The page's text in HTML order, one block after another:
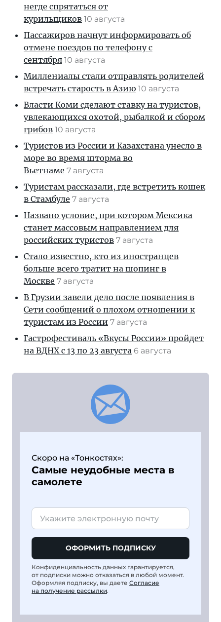
негде спрятаться от
курильщиков 10 августа
Пассажиров начнут информировать об
отмене поездов по телефону с
сентября 10 августа
Миллениалы стали отправлять родителей
встречать старость в Азию 10 августа
Власти Коми сделают ставку на туристов,
увлекающихся охотой, рыбалкой и сбором
грибов 10 августа
Туристов из России и Казахстана унесло в
море во время шторма во
Вьетнаме 7 августа
Туристам рассказали, где встретить кошек
в Стамбуле 7 августа
Названо условие, при котором Мексика
станет массовым направлением для
российских туристов 7 августа
Стало известно, кто из иностранцев
больше всего тратит на шопинг в
Москве 7 августа
В Грузии завели дело после появления в
Сети сообщений о плохом отношении к
туристам из России 7 августа
Гастрофестиваль «Вкусы России» пройдет
на ВДНХ с 13 по 23 августа 6 августа
Скоро на «Тонкостях»:
Самые неудобные места в
самолете
ОФОРМИТЬ ПОДПИСКУ
Конфиденциальность данных гарантируется,
от подписки можно отказаться в любой момент.
Оформляя подписку, вы даете Согласие
на получение рассылки.